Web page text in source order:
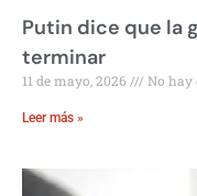
Putin dice que la
terminar
11 de mayo, 2026 No
Leer más »